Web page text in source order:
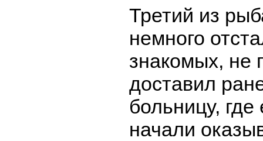
Третий из
немного
знакомых, не
доставил
больницу,
начали